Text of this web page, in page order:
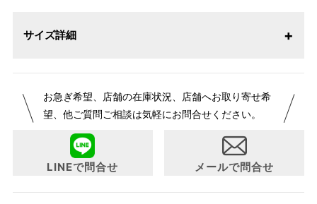
サイズ詳細
お急ぎ希望、店舗の在庫状況、店舗へお取り寄せ希
望、他ご質問ご相談は気軽にお問合せください。
LINEで問合せ メールで問合せ